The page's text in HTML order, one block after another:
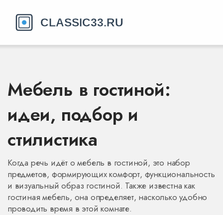
Мебель в гостиной:
идеи, подбор и
стилистика
Когда речь идёт омебель в гостиной, это набор
предметов, формирующих комфорт, функциональность
и визуальный образ гостиной. Также известна как
гостиная мебель, она определяет, насколько удобно
проводить время в этой комнате.